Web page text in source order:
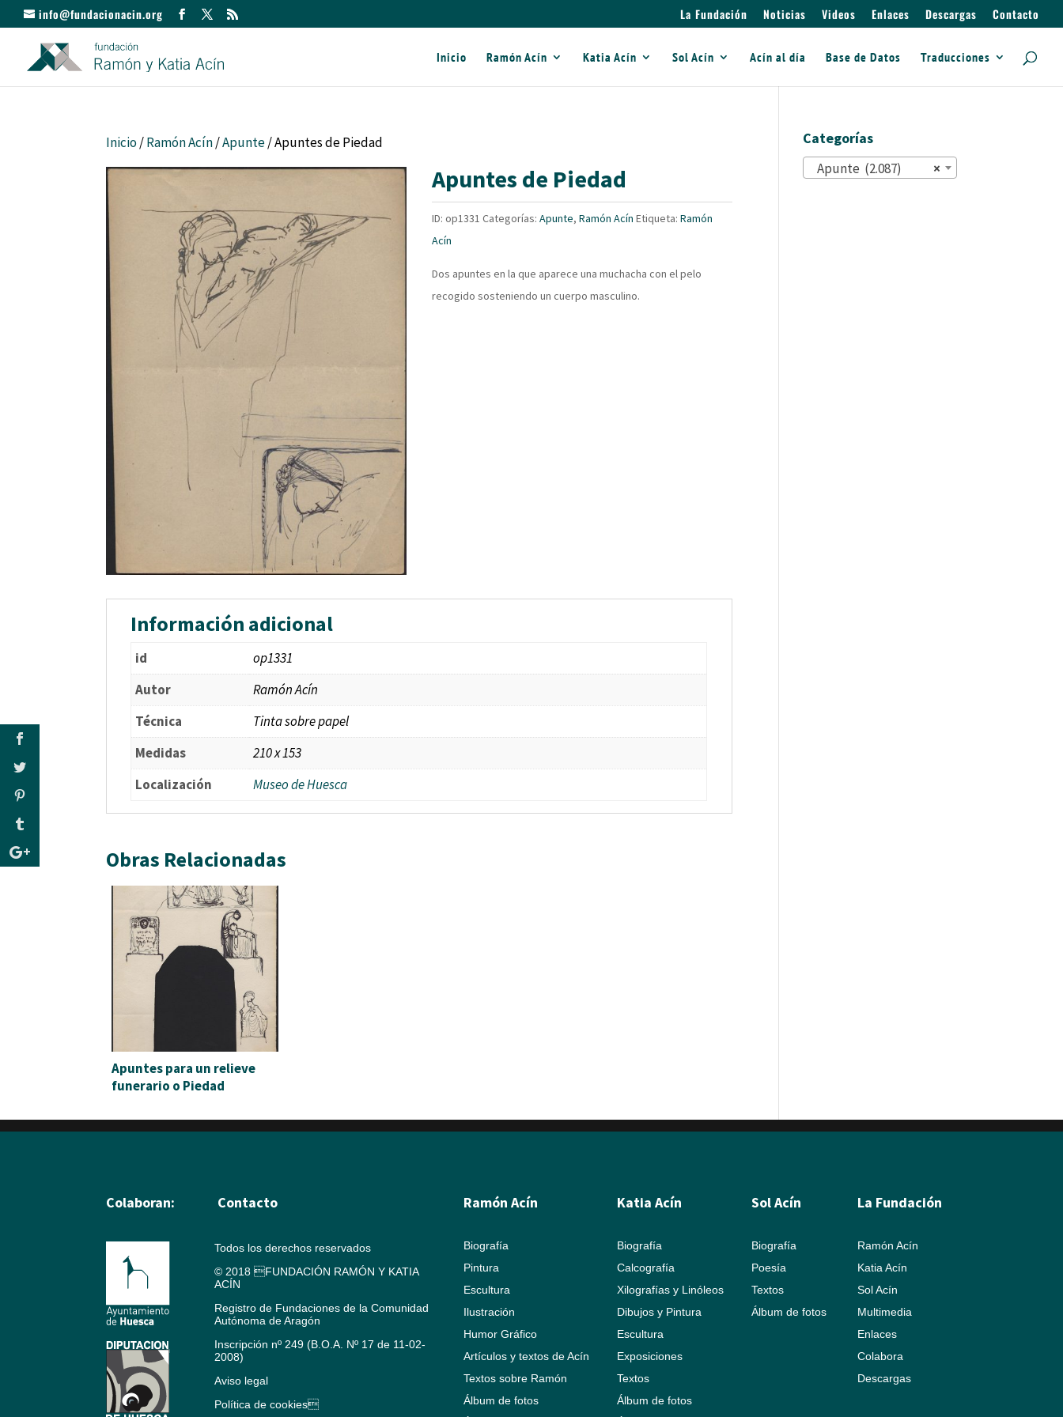
info@fundacionacin.org La Fundación Noticias Videos Enlaces Descargas Contacto
Inicio Ramón Acín Katia Acín Sol Acín Acín al día Base de Datos Traducciones
Inicio/Ramón Acín/Apunte/ Apuntes de Piedad
Apuntes de Piedad
ID:op1331 Categorías:Apunte,Ramón Acín Etiqueta:Ramón
Acín
Dos apuntes en la que aparece una muchacha con el pelo
recogido sosteniendo un cuerpo masculino.
Información adicional
id
op1331
Autor
Ramón Acín
Técnica
Tinta sobre papel
Medidas
210 x 153
Localización
Museo de Huesca
Obras Relacionadas
Apuntes para un relieve
funerario o Piedad
Categorías
×
Apunte (2.087)
Colaboran: Contacto
Todos los derechos reservados
© 2018 FUNDACIÓN RAMÓN Y KATIA
ACÍN
Registro de Fundaciones de la Comunidad
Autónoma de Aragón
Inscripción nº 249 (B.O.A. Nº 17 de 11-02-
2008)
Aviso legal
Política de cookies
Ramón Acín
Biografía
Pintura
Escultura
Ilustración
Humor Gráfico
Artículos y textos de Acín
Textos sobre Ramón
Álbum de fotos
Katia Acín
Biografía
Calcografía
Xilografías y Linóleos
Dibujos y Pintura
Escultura
Exposiciones
Textos
Álbum de fotos
Sol Acín
Biografía
Poesía
Textos
Álbum de fotos
La Fundación
Ramón Acín
Katia Acín
Sol Acín
Multimedia
Enlaces
Colabora
Descargas